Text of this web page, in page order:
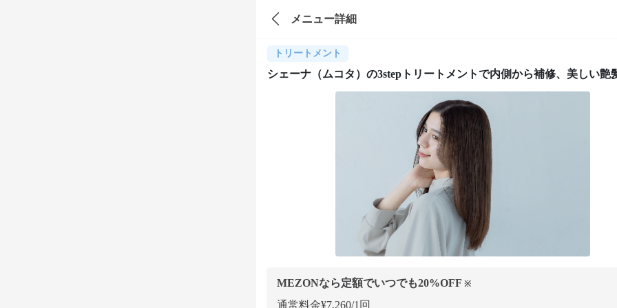
メニュー詳細
トリートメント
シェーナ（ムコタ）の3stepトリートメントで内側から補修、美しい艶
MEZONなら定額でいつでも20%OFF ※
通常料金¥7,260/1回